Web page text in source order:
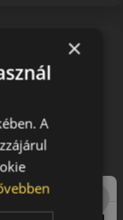
és
abroncs,
×
A